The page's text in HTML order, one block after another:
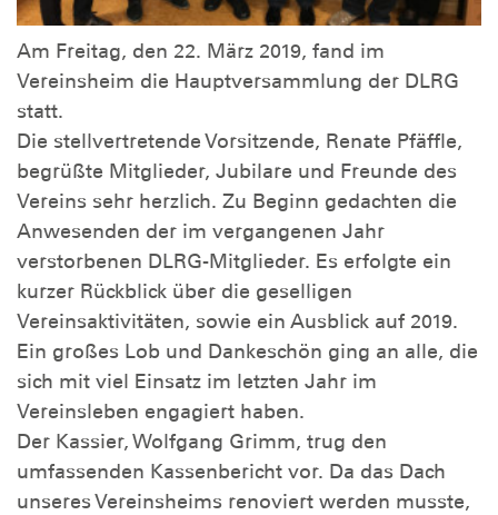
Am Freitag, den 22. März 2019, fand im
Vereinsheim die Hauptversammlung der DLRG
statt.
Die stellvertretende Vorsitzende, Renate Pfäffle,
begrüßte Mitglieder, Jubilare und Freunde des
Vereins sehr herzlich. Zu Beginn gedachten die
Anwesenden der im vergangenen Jahr
verstorbenen DLRG-Mitglieder. Es erfolgte ein
kurzer Rückblick über die geselligen
Vereinsaktivitäten, sowie ein Ausblick auf 2019.
Ein großes Lob und Dankeschön ging an alle, die
sich mit viel Einsatz im letzten Jahr im
Vereinsleben engagiert haben.
Der Kassier, Wolfgang Grimm, trug den
umfassenden Kassenbericht vor. Da das Dach
unseres Vereinsheims renoviert werden musste,